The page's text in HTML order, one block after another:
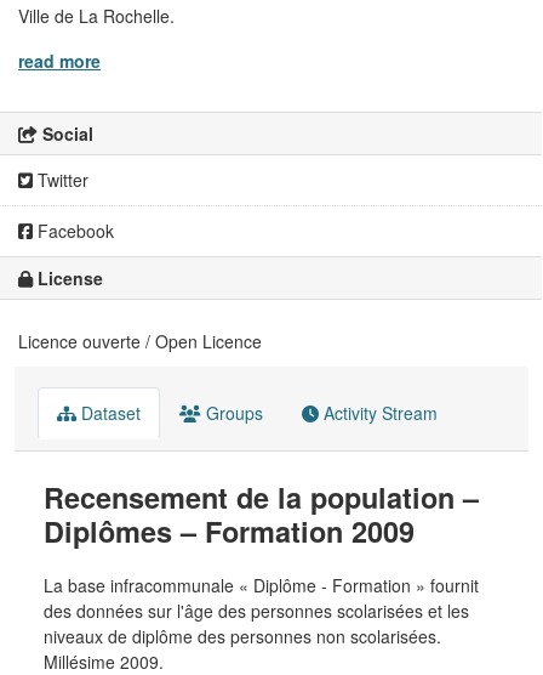
Ville de La Rochelle.
read more
Social
Twitter
Facebook
License
Licence ouverte / Open Licence
Dataset Groups Activity Stream
Recensement de la population –
Diplômes – Formation 2009
La base infracommunale « Diplôme - Formation » fournit
des données sur l'âge des personnes scolarisées et les
niveaux de diplôme des personnes non scolarisées.
Millésime 2009.